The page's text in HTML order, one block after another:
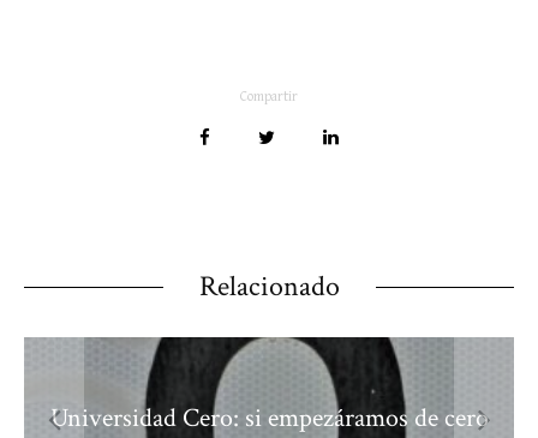
Compartir
Relacionado
Universidad Cero: si empezáramos de cero